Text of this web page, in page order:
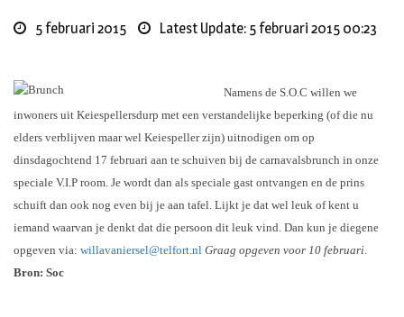
5 februari 2015 Latest Update: 5 februari 2015 00:23
Namens de S.O.C willen we
inwoners uit Keiespellersdurp met een verstandelijke beperking (of die nu
elders verblijven maar wel Keiespeller zijn) uitnodigen om op
dinsdagochtend 17 februari aan te schuiven bij de carnavalsbrunch in onze
speciale V.I.P room. Je wordt dan als speciale gast ontvangen en de prins
schuift dan ook nog even bij je aan tafel. Lijkt je dat wel leuk of kent u
iemand waarvan je denkt dat die persoon dit leuk vind. Dan kun je diegene
opgeven via: willavaniersel@telfort.nl Graag opgeven voor 10 februari.
Bron: Soc